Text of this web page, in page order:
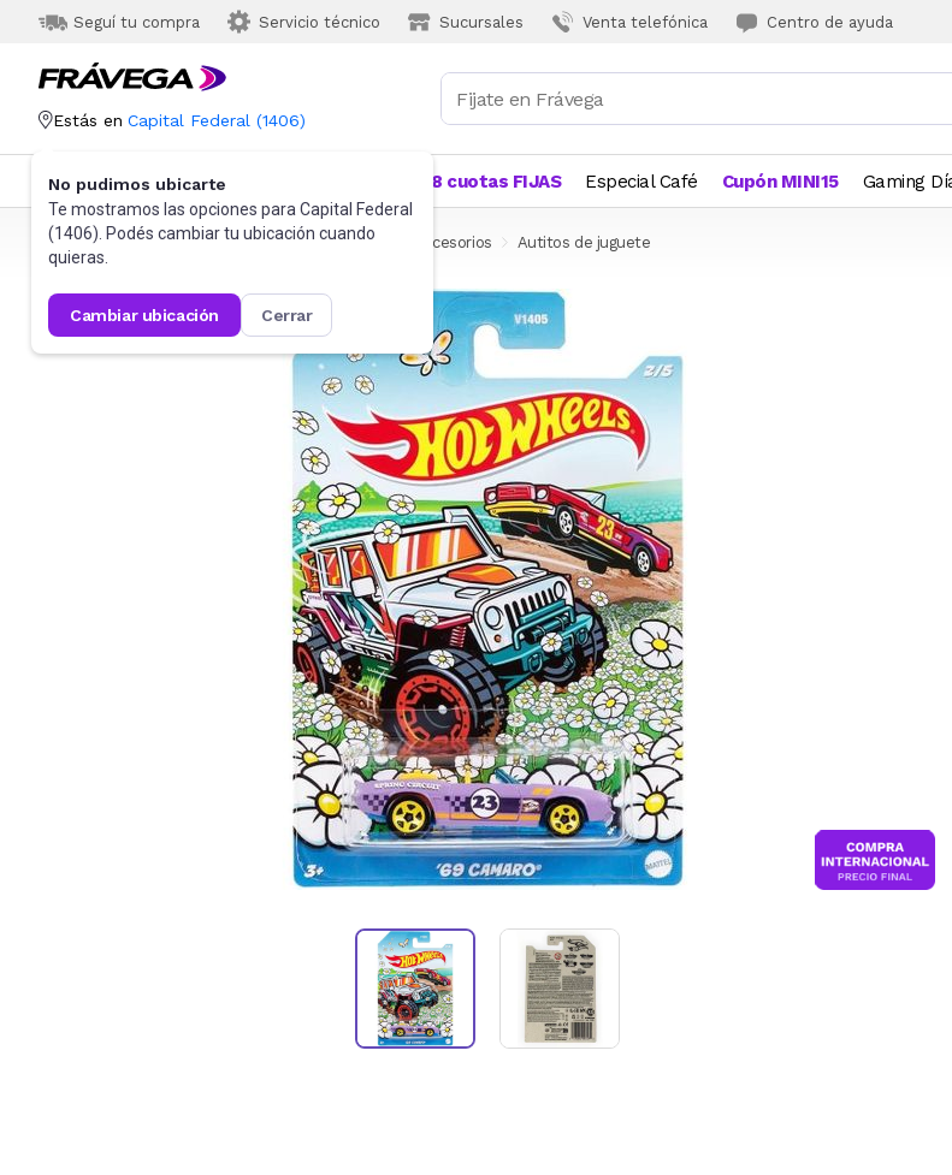
Seguí tu compra Servicio técnico Sucursales Venta telefónica Centro de ayuda
Estás en Capital Federal (1406)
No pudimos ubicarte
Te mostramos las opciones para Capital Federal
(1406). Podés cambiar tu ubicación cuando
quieras.
cambiar ubicación cerrar
Categorías Más Vendidos 18 cuotas FIJAS Especial Café Cupón MINI15 Gaming
Frávega Juguetes y Juegos Autos de juguete y accesorios Autitos de juguete